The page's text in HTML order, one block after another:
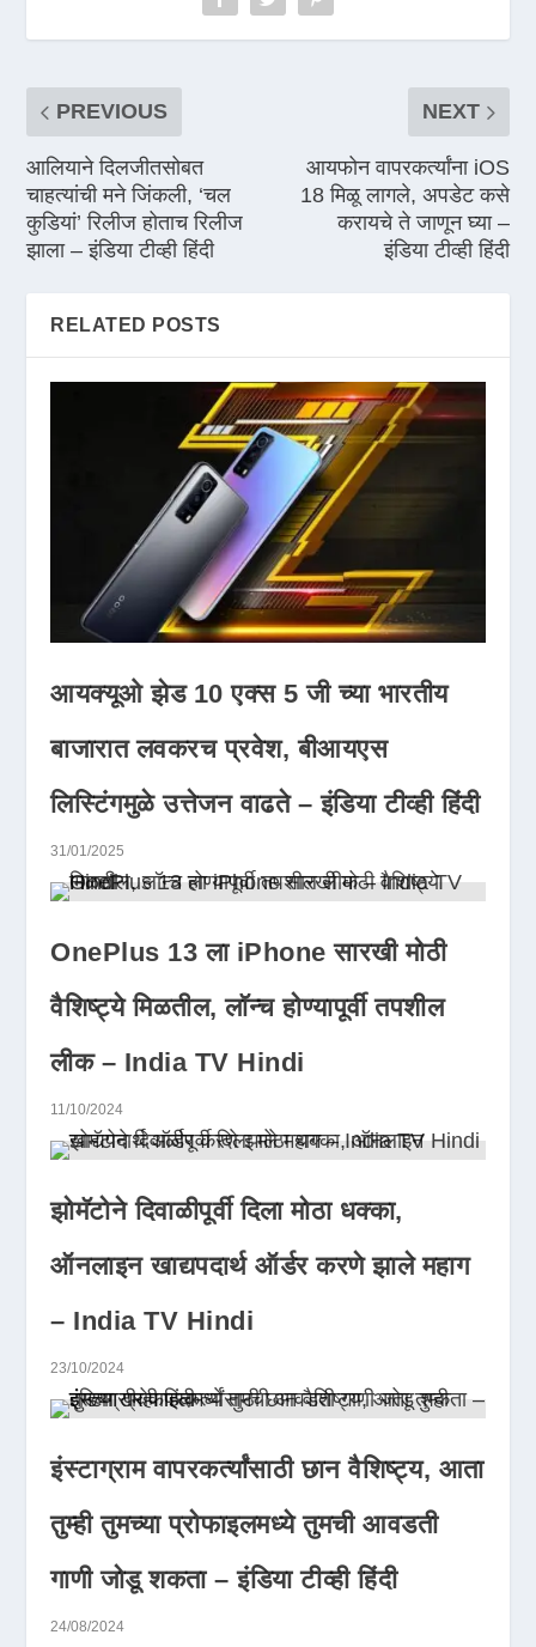
PREVIOUS
आलियाने दिलजीतसोबत
चाहत्यांची मने जिंकली, ‘चल
कुडियां’ रिलीज होताच रिलीज
झाला – इंडिया टीव्ही हिंदी
NEXT
आयफोन वापरकर्त्यांना iOS
18 मिळू लागले, अपडेट कसे
करायचे ते जाणून घ्या –
इंडिया टीव्ही हिंदी
RELATED POSTS
आयक्यूओ झेड 10 एक्स 5 जी च्या भारतीय
बाजारात लवकरच प्रवेश, बीआयएस
लिस्टिंगमुळे उत्तेजन वाढते – इंडिया टीव्ही हिंदी
31/01/2025
OnePlus 13 ला iPhone सारखी मोठी
वैशिष्ट्ये मिळतील, लॉन्च होण्यापूर्वी तपशील
लीक – India TV Hindi
11/10/2024
झोमॅटोने दिवाळीपूर्वी दिला मोठा धक्का,
ऑनलाइन खाद्यपदार्थ ऑर्डर करणे झाले महाग
– India TV Hindi
23/10/2024
इंस्टाग्राम वापरकर्त्यांसाठी छान वैशिष्ट्य, आता
तुम्ही तुमच्या प्रोफाइलमध्ये तुमची आवडती
गाणी जोडू शकता – इंडिया टीव्ही हिंदी
24/08/2024